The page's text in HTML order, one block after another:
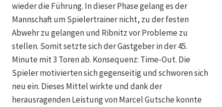
wieder die Führung. In dieser Phase gelang es der
Mannschaft um Spielertrainer nicht, zu der festen
Abwehr zu gelangen und Ribnitz vor Probleme zu
stellen. Somit setzte sich der Gastgeber in der 45.
Minute mit 3 Toren ab. Konsequenz: Time-Out. Die
Spieler motivierten sich gegenseitig und schworen sich
neu ein. Dieses Mittel wirkte und dank der
herausragenden Leistung von Marcel Gutsche konnte